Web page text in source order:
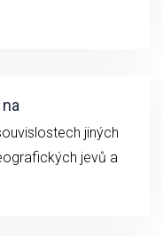
jiných
jevů a